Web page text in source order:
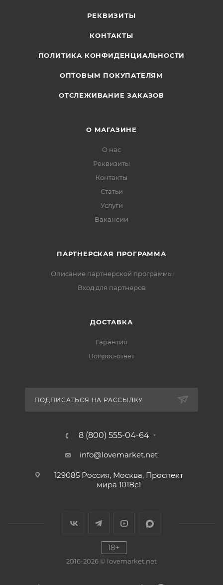
РЕКВИЗИТЫ
КОНТАКТЫ
ПОЛИТИКА КОНФИДЕНЦИАЛЬНОСТИ
ОПТОВЫМ ПОКУПАТЕЛЯМ
ОТСЛЕЖИВАНИЕ ЗАКАЗОВ
О МАГАЗИНЕ
О нас
Реквизиты
Контакты
Статьи
Услуги
Вакансии
ПАРТНЕРСКАЯ ПРОГРАММА
Описание партнерской программы
Вход для партнеров
ДОСТАВКА
Гарантия
Вопрос-ответ
ПОДПИСАТЬСЯ НА РАССЫЛКУ
8 (800) 555-04-64
info@lovemarket.net
129085 Россия, Москва, Проспект
мира 101Вс1
2016-2026 © lovemarket.net
18+